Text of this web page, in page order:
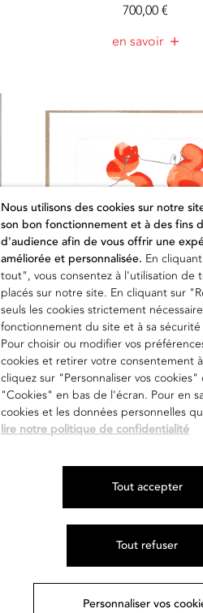
700,00€
en savoir
Chimata 6
Yuumi Domoto
1.000,00€
en savoir
Nous utilisons des cookies sur notre
son bon fonctionnement et à des fins
d'audience afin de vous offrir une
améliorée et personnalisée. En
tout", vous consentez à l'utilisation de
placés sur notre site. En cliquant sur
seuls les cookies strictement
fonctionnement du site et à sa
Pour choisir ou modifier vos
cookies et retirer votre consentement
cliquez sur "Personnaliser vos cookies"
"Cookies" en bas de l'écran. Pour en
cookies et les données personnelles
lire notre politique de confidentialité
Tout accepter
Tout refuser
Personnaliser vos